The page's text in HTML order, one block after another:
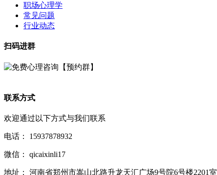
职场心理学
常见问题
行业动态
扫码进群
联系方式
欢迎通过以下方式与我们联系
电话： 15937878932
微信： qicaixinli17
地址： 河南省郑州市嵩山北路升龙天汇广场9号院6号楼2201室